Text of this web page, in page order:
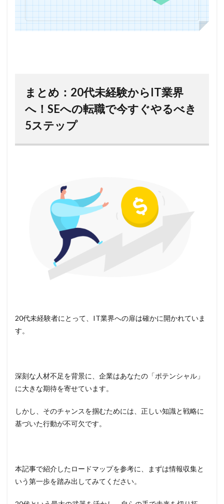
まとめ：20代未経験からIT業界
へ！SEへの転職で今すぐやるべき
5ステップ
20代未経験者にとって、IT業界への扉は確かに開かれていま
す。
深刻な人材不足を背景に、企業はあなたの「ポテンシャル」
に大きな期待を寄せています。
しかし、そのチャンスを掴むためには、正しい知識と戦略に
基づいた行動が不可欠です。
本記事で紹介したロードマップを参考に、まずは情報収集と
いう第一歩を踏み出してみてください。